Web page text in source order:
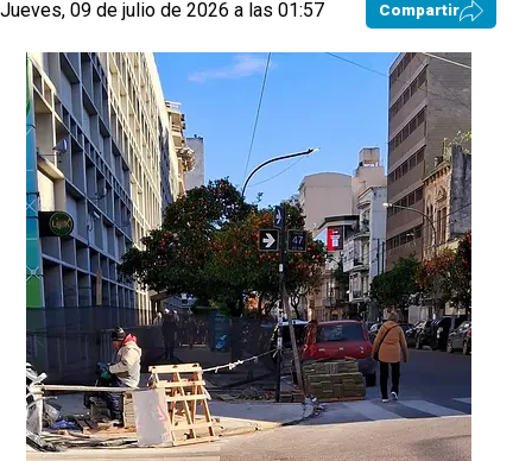
Jueves, 09 de julio de 2026 a las 01:57 Compartir